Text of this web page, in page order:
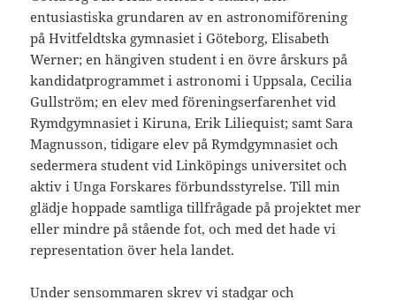
entusiastiska grundaren av en astronomiförening
på Hvitfeldtska gymnasiet i Göteborg, Elisabeth
Werner; en hängiven student i en övre årskurs på
kandidatprogrammet i astronomi i Uppsala, Cecilia
Gullström; en elev med föreningserfarenhet vid
Rymdgymnasiet i Kiruna, Erik Liliequist; samt Sara
Magnusson, tidigare elev på Rymdgymnasiet och
sedermera student vid Linköpings universitet och
aktiv i Unga Forskares förbundsstyrelse. Till min
glädje hoppade samtliga tillfrågade på projektet mer
eller mindre på stående fot, och med det hade vi
representation över hela landet.
Under sensommaren skrev vi stadgar och